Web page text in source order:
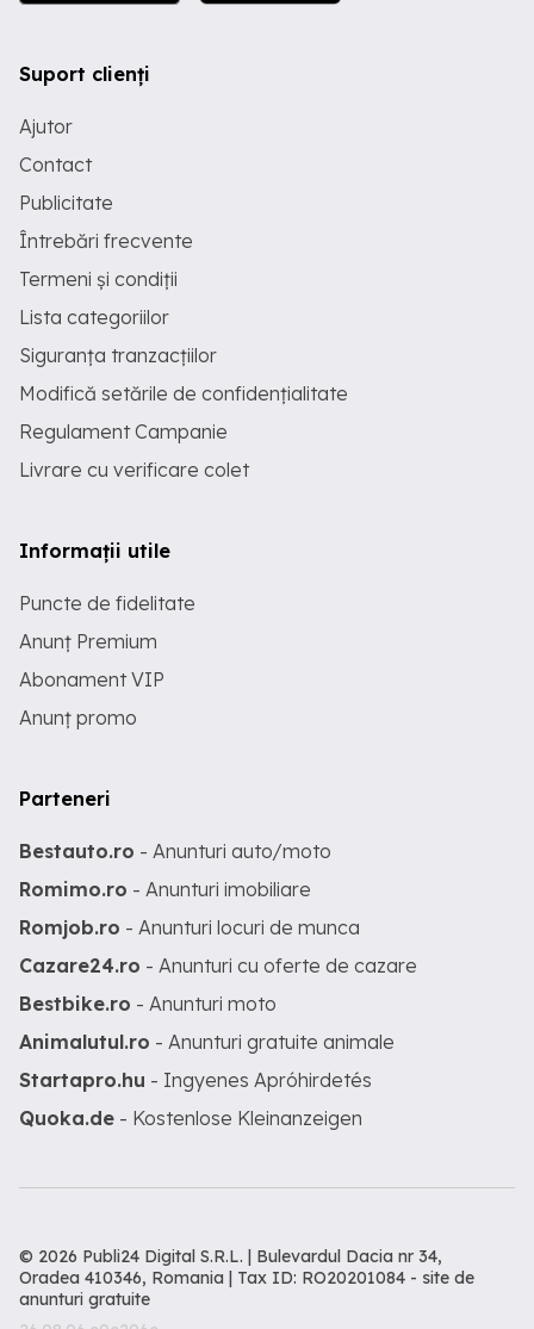
Suport clienți
Ajutor
Contact
Publicitate
Întrebări frecvente
Termeni și condiții
Lista categoriilor
Siguranța tranzacțiilor
Modifică setările de confidențialitate
Regulament Campanie
Livrare cu verificare colet
Informații utile
Puncte de fidelitate
Anunț Premium
Abonament VIP
Anunț promo
Parteneri
Bestauto.ro - Anunturi auto/moto
Romimo.ro - Anunturi imobiliare
Romjob.ro - Anunturi locuri de munca
Cazare24.ro - Anunturi cu oferte de cazare
Bestbike.ro - Anunturi moto
Animalutul.ro - Anunturi gratuite animale
Startapro.hu - Ingyenes Apróhirdetés
Quoka.de - Kostenlose Kleinanzeigen
© 2026 Publi24 Digital S.R.L. | Bulevardul Dacia nr 34,
Oradea 410346, Romania | Tax ID: RO20201084 - site de
anunturi gratuite